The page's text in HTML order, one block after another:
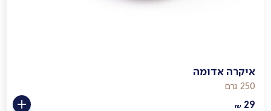
איקרה אדומה
250 גרם
₪ 29